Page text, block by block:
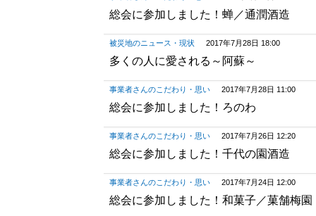
総会に参加しました！蝉／通潤酒造
被災地のニュース・現状 2017年7月28日 18:00
多くの人に愛される～阿蘇～
事業者さんのこだわり・思い 2017年7月28日 11:00
総会に参加しました！ろのわ
事業者さんのこだわり・思い 2017年7月26日 12:20
総会に参加しました！千代の園酒造
事業者さんのこだわり・思い 2017年7月24日 12:00
総会に参加しました！和菓子／菓舗梅園